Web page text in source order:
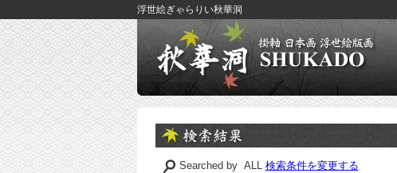
浮世絵ぎゃらりい秋華洞
Searched by ALL 検索条件を変更する